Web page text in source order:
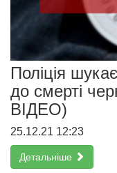
Поліція
до смерті
ВІДЕО)
25.12.21 12:23
Детальніше